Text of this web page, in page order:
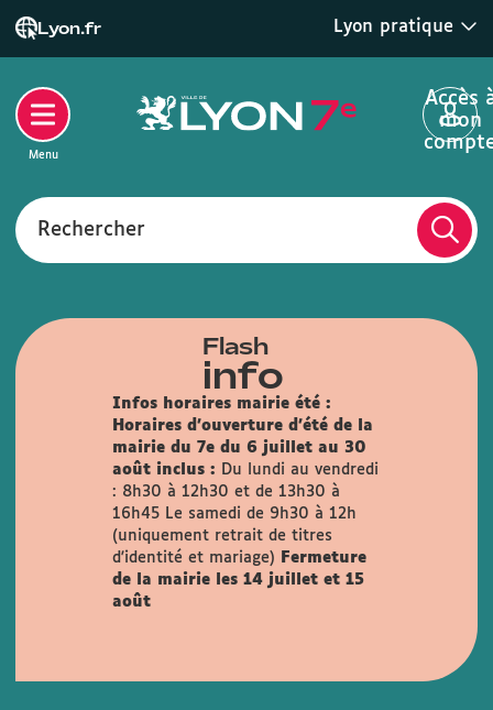
Lyon.fr Lyon pratique
Rechercher
Accès
mon
Menu
Flash
info
Infos horaires mairie été :
Horaires d'ouverture d'été de la
mairie du 7e du 6 juillet au 30
août inclus :
Du lundi au vendredi
: 8h30 à 12h30 et de 13h30 à
16h45
Le samedi de 9h30 à 12h
(uniquement retrait de titres
d'identité et mariage)
Fermeture
de la mairie les 14 juillet et 15
août